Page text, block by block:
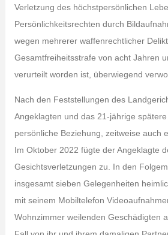
Verletzung des höchstpersönlichen
Persönlichkeitsrechten durch
wegen mehrerer waffenrechtlicher
Gesamtfreiheitsstrafe von acht Jahren
verurteilt worden ist, überwiegend
Nach den Feststellungen des
Angeklagten und das 21-jährige
persönliche Beziehung, zeitweise auch
Im Oktober 2022 fügte der Angeklagte
Gesichtsverletzungen zu. In den
insgesamt sieben Gelegenheiten
mit seinem Mobiltelefon
Wohnzimmer weilenden Geschädigten